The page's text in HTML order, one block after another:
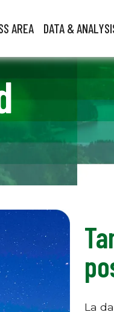
AREA DATA &
La